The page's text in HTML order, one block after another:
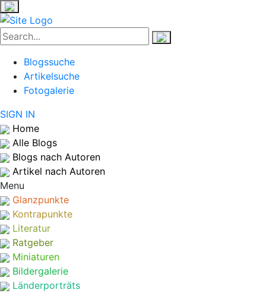
Blogssuche
Artikelsuche
Fotogalerie
SIGN IN
Home
Alle Blogs
Blogs nach Autoren
Artikel nach Autoren
Menu
Glanzpunkte
Kontrapunkte
Literatur
Ratgeber
Miniaturen
Bildergalerie
Länderporträts